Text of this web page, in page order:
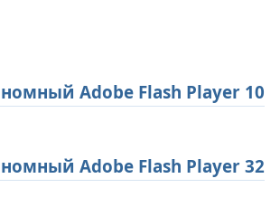
Adobe Flash Player 10
Adobe Flash Player 32